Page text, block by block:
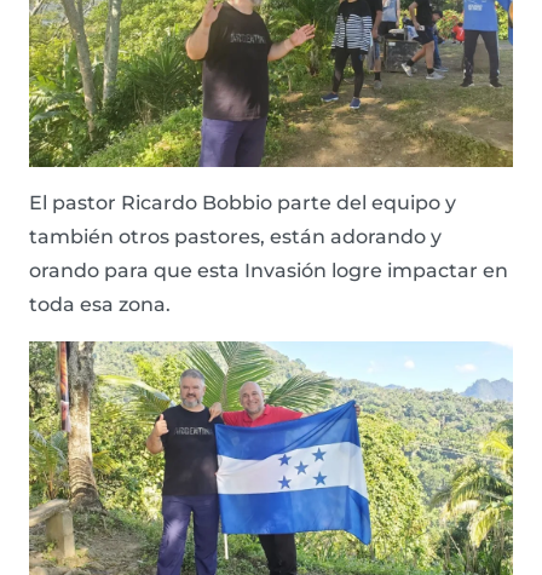
El pastor Ricardo Bobbio parte del equipo y
también otros pastores, están adorando y
orando para que esta Invasión logre impactar en
toda esa zona.